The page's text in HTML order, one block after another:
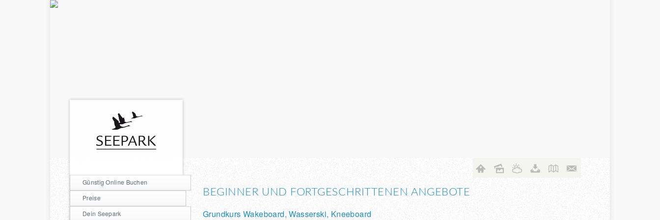
Günstig Online Buchen
Preise
Dein Seepark
BEGINNER UND FORTGESCHRITTENEN ANGEBOTE
Grundkurs Wakeboard, Wasserski, Kneeboard